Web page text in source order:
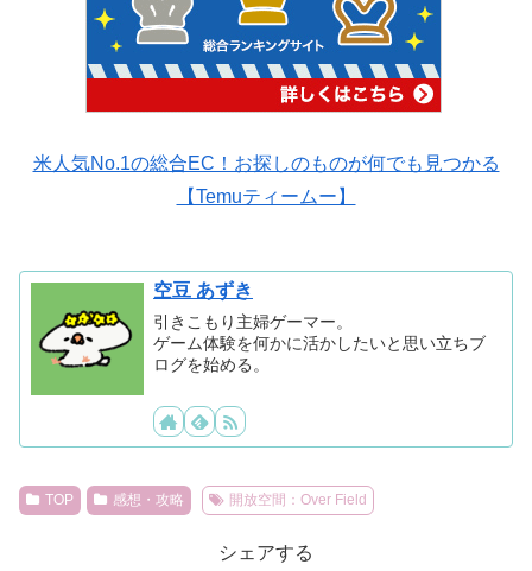
米人気No.1の総合EC！お探しのものが何でも見つかる
【Temuティームー】
空豆 あずき
引きこもり主婦ゲーマー。
ゲーム体験を何かに活かしたいと思い立ちブ
ログを始める。
TOP 感想・攻略 開放空間：Over Field
シェアする